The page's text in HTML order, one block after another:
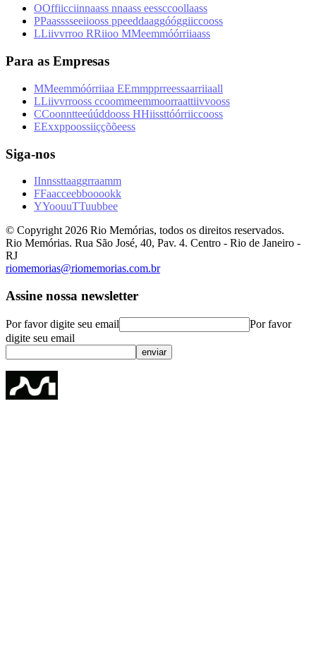
OOffiicciinnaass nnaass eessccoollaass
PPaasssseeiiooss ppeeddaaggóóggiiccooss
LLiivvrroo RRiioo MMeemmóórriiaass
Para as Empresas
MMeemmóórriiaa EEmmpprreessaarriiaall
LLiivvrrooss ccoommeemmoorraattiivvooss
CCoonntteeúúddooss HHiissttóórriiccooss
EExxppoossiiççõõeess
Siga-nos
IInnssttaaggrraamm
FFaacceebbooookk
YYoouuTTuubbee
© Copyright 2026 Rio Memórias, todos os direitos reservados.
Rio Memórias. Rua São José, 40, Pav. 4. Centro - Rio de Janeiro -
RJ
riomemorias@riomemorias.com.br
Assine nossa newsletter
Por favor digite seu email
Por favor
digite seu email
enviar